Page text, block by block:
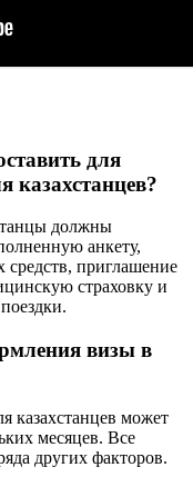
для
казахстанцев?
должны
анкету,
приглашение
страховку и
визы в
казахстанцев может
месяцев. Все
других факторов.